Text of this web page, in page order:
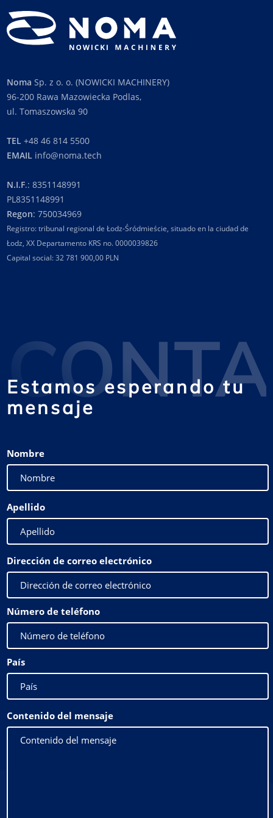
Noma Sp. z o. o. (NOWICKI MACHINERY)
96-200 Rawa Mazowiecka Podlas,
ul. Tomaszowska 90
TEL +48 46 814 5500
EMAIL info@noma.tech
N.I.F.: 8351148991
PL8351148991
Regon: 750034969
Registro: tribunal regional de Łodz-Śródmieście, situado en la ciudad de
Łodz, XX Departamento KRS no. 0000039826
Capital social: 32 781 900,00 PLN
Estamos esperando tu
mensaje
Nombre
Apellido
Dirección de correo electrónico
Número de teléfono
País
Contenido del mensaje